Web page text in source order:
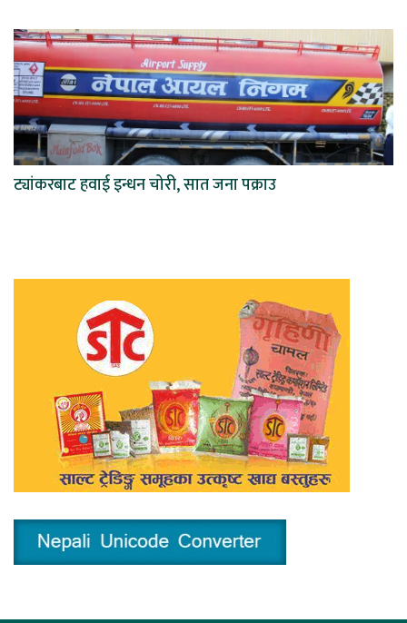
ट्यांकरबाट हवाई इन्धन चोरी, सात जना पक्राउ